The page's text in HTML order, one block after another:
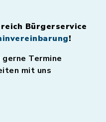
Bürgerservice
!
Termine
mit uns